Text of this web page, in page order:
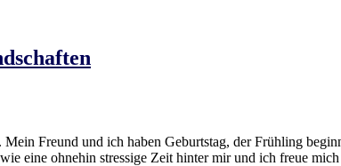
Freund und ich haben Geburtstag, der Frühling
eine ohnehin stressige Zeit hinter mir und ich freue